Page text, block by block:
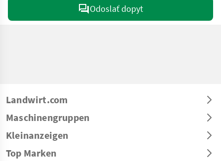
Odoslať dopyt
Landwirt.com
Maschinengruppen
Kleinanzeigen
Top Marken